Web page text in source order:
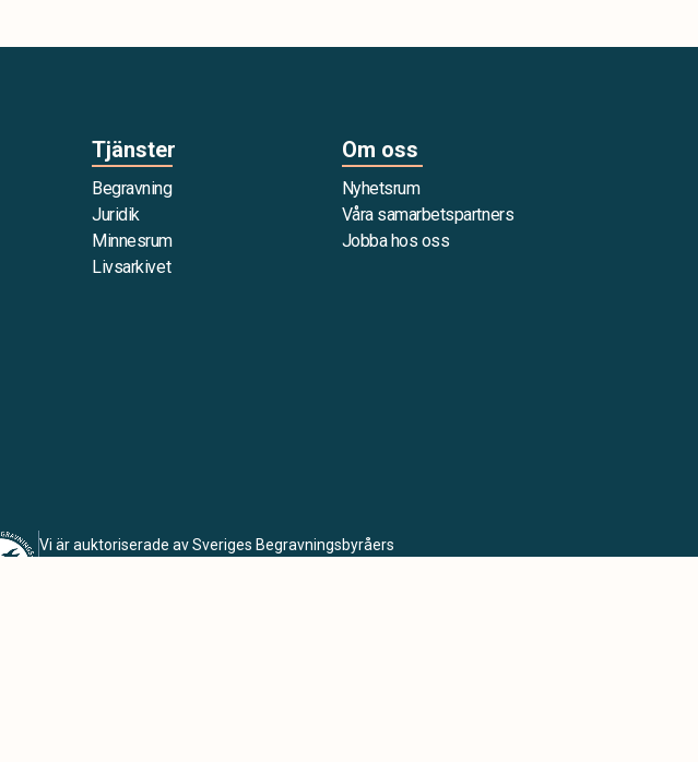
Tjänster
Begravning
Juridik
Minnesrum
Livsarkivet
Om oss
Nyhetsrum
Våra samarbetspartners
Jobba hos oss
Vi är auktoriserade av Sveriges Begravningsbyråers